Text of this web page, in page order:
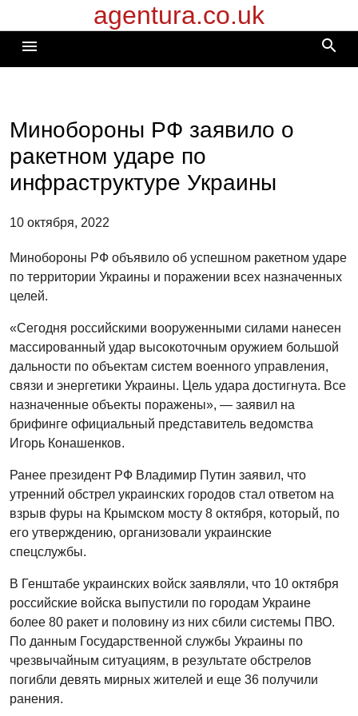
к
содержимому
agentura.co.uk
menu search
Минобороны РФ заявило о
ракетном ударе по
инфраструктуре Украины
10 октября, 2022
Минобороны РФ объявило об успешном ракетном ударе
по территории Украины и поражении всех назначенных
целей.
«Сегодня российскими вооруженными силами нанесен
массированный удар высокоточным оружием большой
дальности по объектам систем военного управления,
связи и энергетики Украины. Цель удара достигнута. Все
назначенные объекты поражены», — заявил на
брифинге официальный представитель ведомства
Игорь Конашенков.
Ранее президент РФ Владимир Путин заявил, что
утренний обстрел украинских городов стал ответом на
взрыв фуры на Крымском мосту 8 октября, который, по
его утверждению, организовали украинские
спецслужбы.
В Генштабе украинских войск заявляли, что 10 октября
российские войска выпустили по городам Украине
более 80 ракет и половину из них сбили системы ПВО.
По данным Государственной службы Украины по
чрезвычайным ситуациям, в результате обстрелов
погибли девять мирных жителей и еще 36 получили
ранения.